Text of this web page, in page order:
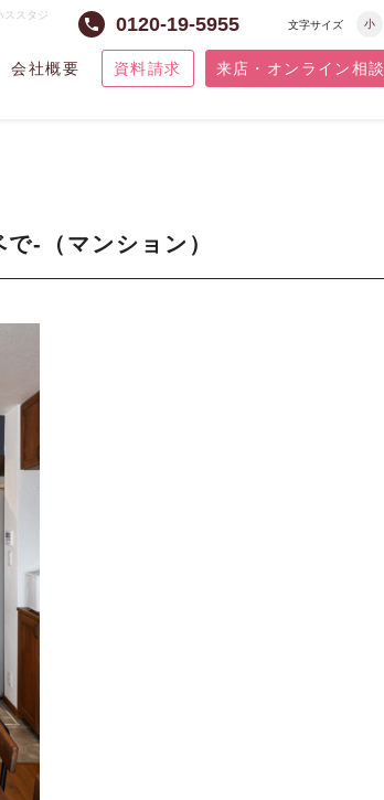
ススタジ
phone 0120-19-5955 文字サイズ 小
会社概要 資料請求 来店・オンライン相談
-（マンション）